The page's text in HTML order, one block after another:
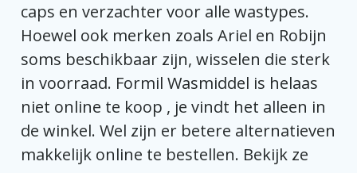
caps en verzachter voor alle wastypes.
Hoewel ook merken zoals Ariel en Robijn
soms beschikbaar zijn, wisselen die sterk
in voorraad. Formil Wasmiddel is helaas
niet online te koop , je vindt het alleen in
de winkel. Wel zijn er betere alternatieven
makkelijk online te bestellen. Bekijk ze